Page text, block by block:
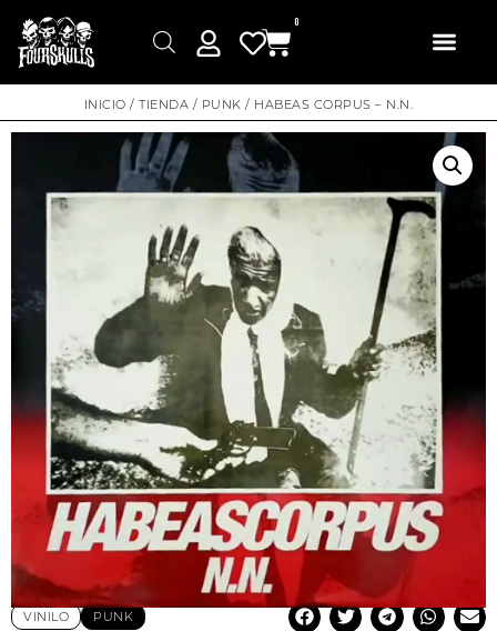
0
INICIO /TIENDA / PUNK / HABEAS CORPUS – N.N.
VINILO PUNK